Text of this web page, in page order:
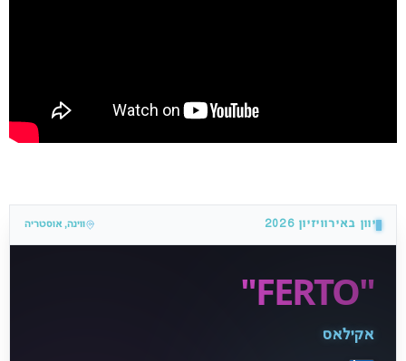
יוון באירוויזיון 2026 ווינה, אוסטריה
"FERTO"
אקילאס